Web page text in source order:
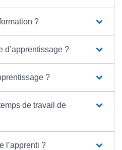
?
d’apprentissage ?
?
de travail de
l’apprenti ?